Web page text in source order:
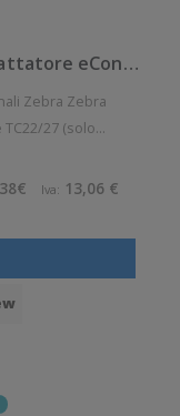
ADP-RFD40-TC2X-2E - Zebra adattatore eConnex
Zebra
27 (solo
Iva: 13,06 €